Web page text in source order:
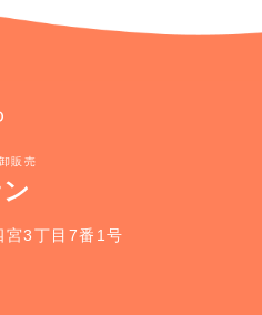
販売
3丁目7番1号